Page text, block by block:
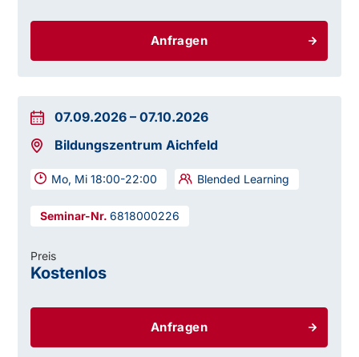
Anfragen
07.09.2026 –07.10.2026
Bildungszentrum Aichfeld
Mo, Mi 18:00-22:00 Blended Learning
6818000226
Anfragen
Preis
Kostenlos